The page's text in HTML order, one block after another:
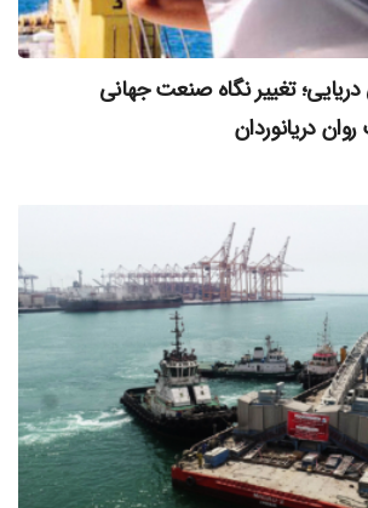
دریایی؛ تغییر نگاه صنعت جهانی
دریانوردان